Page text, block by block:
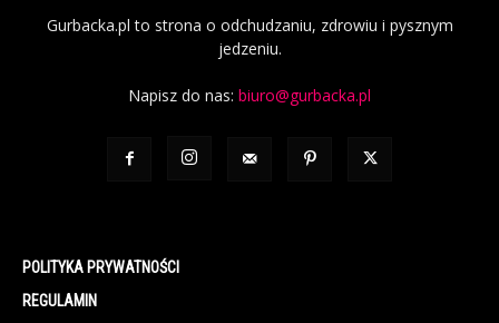
Gurbacka.pl to strona o odchudzaniu, zdrowiu i pysznym
jedzeniu.
Napisz do nas: biuro@gurbacka.pl
POLITYKA PRYWATNOŚCI
REGULAMIN